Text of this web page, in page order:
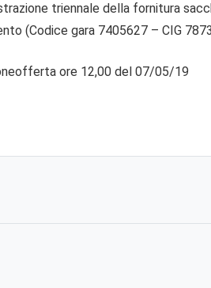
triennale della fornitura
(Codice gara 7405627 – CIG
ore 12,00 del 07/05/19